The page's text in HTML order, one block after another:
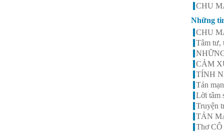
CHU
Những
CHU
Tâm tư,
CẢM
TÍNH
Tản
Lời tâm
Truyện
TẢN
Thơ